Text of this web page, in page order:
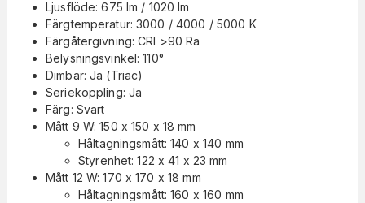
Ljusflöde: 675 lm / 1020 lm
Färgtemperatur: 3000 / 4000 / 5000 K
Färgåtergivning: CRI >90 Ra
Belysningsvinkel: 110°
Dimbar: Ja (Triac)
Seriekoppling: Ja
Färg: Svart
Mått 9 W: 150 x 150 x 18 mm
Håltagningsmått: 140 x 140 mm
Styrenhet: 122 x 41 x 23 mm
Mått 12 W: 170 x 170 x 18 mm
Håltagningsmått: 160 x 160 mm